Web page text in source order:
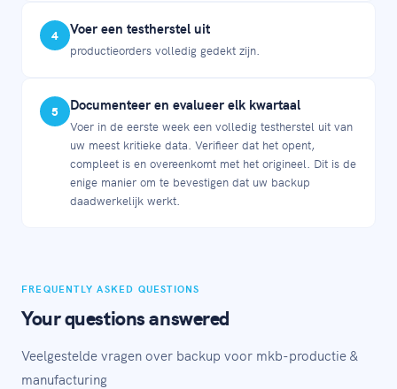
4 Voer een testherstel uit
productieorders volledig gedekt zijn.
5 Documenteer en evalueer elk kwartaal
Voer in de eerste week een volledig testherstel uit van
uw meest kritieke data. Verifieer dat het opent,
compleet is en overeenkomt met het origineel. Dit is de
enige manier om te bevestigen dat uw backup
daadwerkelijk werkt.
FREQUENTLY ASKED QUESTIONS
Your questions answered
Veelgestelde vragen over backup voor mkb-productie &
manufacturing